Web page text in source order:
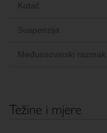
Kotač
Suspenzija
Međuosovinski razmak
Težine i mjere